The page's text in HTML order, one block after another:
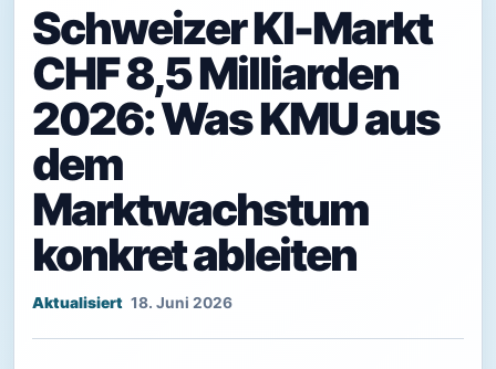
Schweizer KI-Markt
CHF 8,5 Milliarden
2026: Was KMU aus
dem
Marktwachstum
konkret ableiten
18. Juni 2026